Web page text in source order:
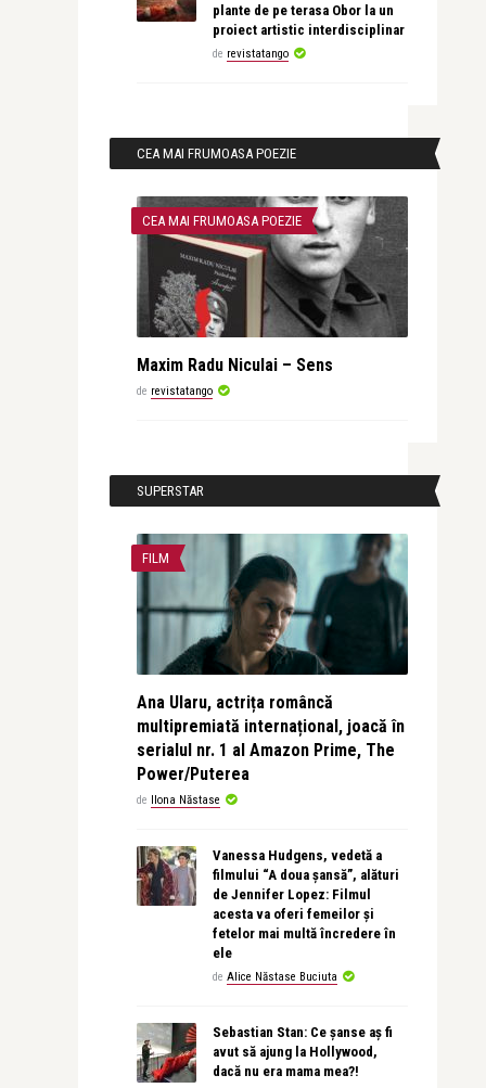
plante de pe terasa Obor la un
proiect artistic interdisciplinar
de revistatango
CEA MAI FRUMOASA POEZIE
CEA MAI FRUMOASA POEZIE
Maxim Radu Niculai – Sens
de revistatango
SUPERSTAR
FILM
Ana Ularu, actrița româncă
multipremiată internațional, joacă în
serialul nr. 1 al Amazon Prime, The
Power/Puterea
de Ilona Năstase
Vanessa Hudgens, vedetă a
filmului “A doua șansă”, alături
de Jennifer Lopez: Filmul
acesta va oferi femeilor și
fetelor mai multă încredere în
ele
de Alice Năstase Buciuta
Sebastian Stan: Ce șanse aș fi
avut să ajung la Hollywood,
dacă nu era mama mea?!